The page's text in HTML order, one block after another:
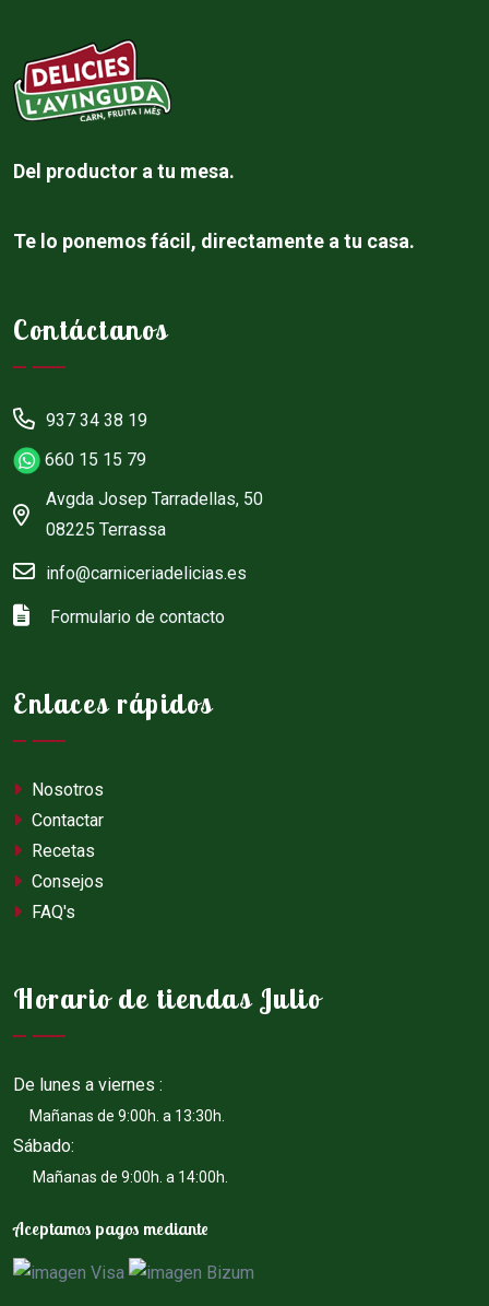
Del productor a tu mesa.
Te lo ponemos fácil, directamente a tu casa.
Contáctanos
937 34 38 19
660 15 15 79
Avgda Josep Tarradellas, 50
08225 Terrassa
info@carniceriadelicias.es
Formulario de contacto
Enlaces rápidos
Nosotros
Contactar
Recetas
Consejos
FAQ's
Horario de tiendas Julio
De lunes a viernes :
Mañanas de 9:00h. a 13:30h.
Sábado:
Mañanas de 9:00h. a 14:00h.
Aceptamos pagos mediante